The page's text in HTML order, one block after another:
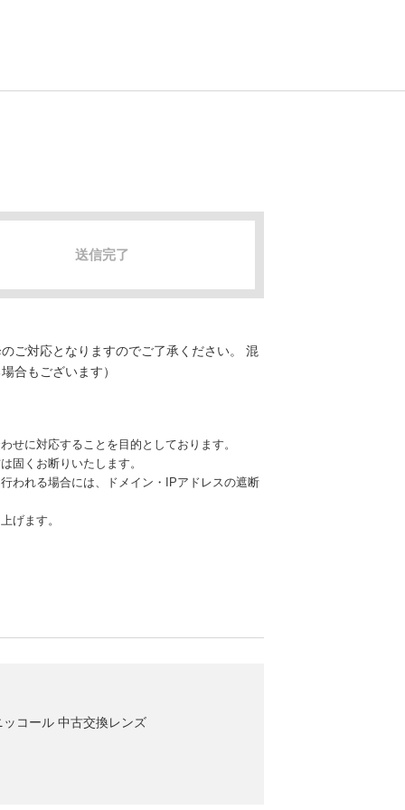
送信完了
ご対応となりますのでご了承ください。 混
合もございます）
せに対応することを目的としております。
固くお断りいたします。
われる場合には、ドメイン・IPアドレスの遮断
げます。
コール 中古交換レンズ